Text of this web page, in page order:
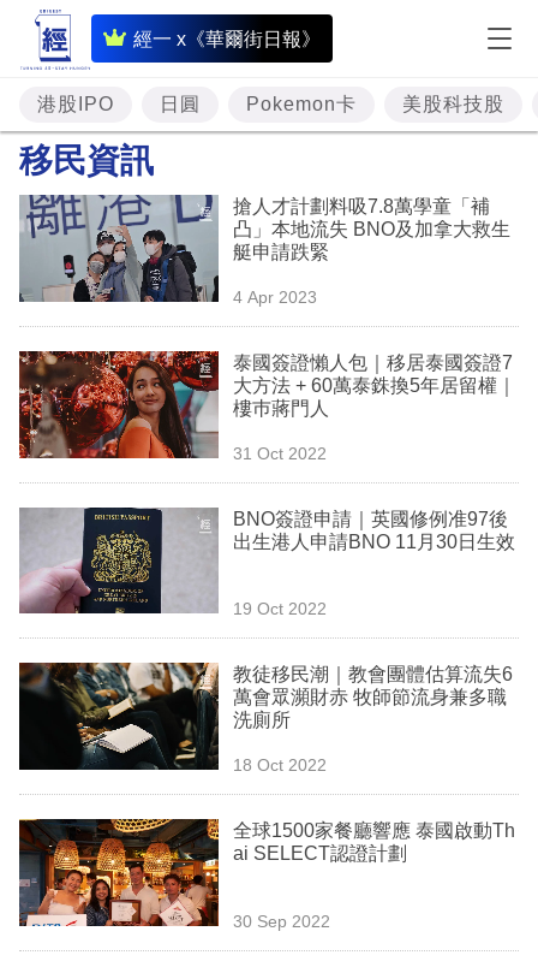
經一 x《華爾街日報》
即
時
財
經
投
資
樓
市
理
商
業
技
職
場
生
時
事
港股IPO 日圓 Pokemon卡 美股科技股
移民資訊
搶人才計劃料吸7.8萬學童「補
凸」本地流失 BNO及加拿大救生
艇申請跌緊
4 Apr 2023
泰國簽證懶人包｜移居泰國簽證7
大方法 + 60萬泰銖換5年居留權｜
樓巿蔣門人
31 Oct 2022
BNO簽證申請｜英國修例准97後
出生港人申請BNO 11月30日生效
19 Oct 2022
教徒移民潮｜教會團體估算流失6
萬會眾瀕財赤 牧師節流身兼多職
洗廁所
18 Oct 2022
全球1500家餐廳響應 泰國啟動Th
ai SELECT認證計劃
30 Sep 2022